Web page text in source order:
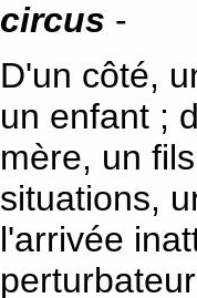
circus -
D'un côté,
un enfant ;
mère, un
situations,
l'arrivée